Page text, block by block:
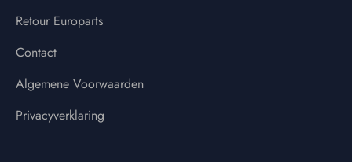
Retour Europarts
Contact
Algemene Voorwaarden
Privacyverklaring